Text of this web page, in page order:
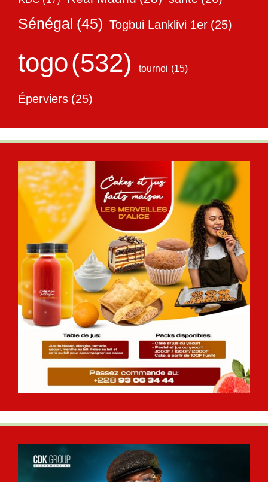
Sénégal (45) Togbui Lanklivi 1er (25)
togo(532) tournoi (15)
Éperviers (25)